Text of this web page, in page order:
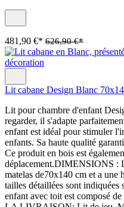
481,90 €* 626,90 €*
Lit cabane Design Blanc
Lit pour chambre d'enfant
regarder, il s'adapte
enfant est idéal pour stimuler
enfants. Sa haute qualité
Ce produit en bois est
déplacement.DIMENSIONS :
matelas de70x140 cm et a une
tailles détaillées sont
enfant avec toit est composé